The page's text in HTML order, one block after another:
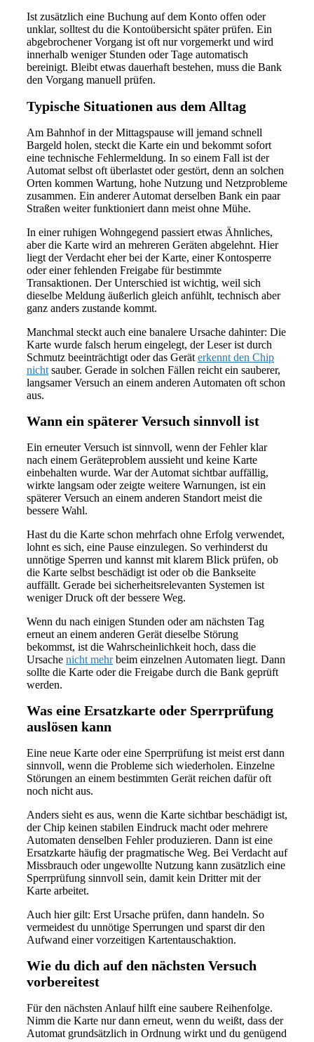
Ist zusätzlich eine Buchung auf dem Konto offen oder
unklar, solltest du die Kontoübersicht später prüfen. Ein
abgebrochener Vorgang ist oft nur vorgemerkt und wird
innerhalb weniger Stunden oder Tage automatisch
bereinigt. Bleibt etwas dauerhaft bestehen, muss die Bank
den Vorgang manuell prüfen.
Typische Situationen aus dem Alltag
Am Bahnhof in der Mittagspause will jemand schnell
Bargeld holen, steckt die Karte ein und bekommt sofort
eine technische Fehlermeldung. In so einem Fall ist der
Automat selbst oft überlastet oder gestört, denn an solchen
Orten kommen Wartung, hohe Nutzung und Netzprobleme
zusammen. Ein anderer Automat derselben Bank ein paar
Straßen weiter funktioniert dann meist ohne Mühe.
In einer ruhigen Wohngegend passiert etwas Ähnliches,
aber die Karte wird an mehreren Geräten abgelehnt. Hier
liegt der Verdacht eher bei der Karte, einer Kontosperre
oder einer fehlenden Freigabe für bestimmte
Transaktionen. Der Unterschied ist wichtig, weil sich
dieselbe Meldung äußerlich gleich anfühlt, technisch aber
ganz anders zustande kommt.
Manchmal steckt auch eine banalere Ursache dahinter: Die
Karte wurde falsch herum eingelegt, der Leser ist durch
Schmutz beeinträchtigt oder das Gerät erkennt den Chip
nicht sauber. Gerade in solchen Fällen reicht ein sauberer,
langsamer Versuch an einem anderen Automaten oft schon
aus.
Wann ein späterer Versuch sinnvoll ist
Ein erneuter Versuch ist sinnvoll, wenn der Fehler klar
nach einem Geräteproblem aussieht und keine Karte
einbehalten wurde. War der Automat sichtbar auffällig,
wirkte langsam oder zeigte weitere Warnungen, ist ein
späterer Versuch an einem anderen Standort meist die
bessere Wahl.
Hast du die Karte schon mehrfach ohne Erfolg verwendet,
lohnt es sich, eine Pause einzulegen. So verhinderst du
unnötige Sperren und kannst mit klarem Blick prüfen, ob
die Karte selbst beschädigt ist oder ob die Bankseite
auffällt. Gerade bei sicherheitsrelevanten Systemen ist
weniger Druck oft der bessere Weg.
Wenn du nach einigen Stunden oder am nächsten Tag
erneut an einem anderen Gerät dieselbe Störung
bekommst, ist die Wahrscheinlichkeit hoch, dass die
Ursache nicht mehrbeim einzelnen Automaten liegt. Dann
sollte die Karte oder die Freigabe durch die Bank geprüft
werden.
Was eine Ersatzkarte oder Sperrprüfung
auslösen kann
Eine neue Karte oder eine Sperrprüfung ist meist erst dann
sinnvoll, wenn die Probleme sich wiederholen. Einzelne
Störungen an einem bestimmten Gerät reichen dafür oft
noch nicht aus.
Anders sieht es aus, wenn die Karte sichtbar beschädigt ist,
der Chip keinen stabilen Eindruck macht oder mehrere
Automaten denselben Fehler produzieren. Dann ist eine
Ersatzkarte häufig der pragmatische Weg. Bei Verdacht auf
Missbrauch oder ungewollte Nutzung kann zusätzlich eine
Sperrprüfung sinnvoll sein, damit kein Dritter mit der
Karte arbeitet.
Auch hier gilt: Erst Ursache prüfen, dann handeln. So
vermeidest du unnötige Sperrungen und sparst dir den
Aufwand einer vorzeitigen Kartentauschaktion.
Wie du dich auf den nächsten Versuch
vorbereitest
Für den nächsten Anlauf hilft eine saubere Reihenfolge.
Nimm die Karte nur dann erneut, wenn du weißt, dass der
Automat grundsätzlich in Ordnung wirkt und du genügend